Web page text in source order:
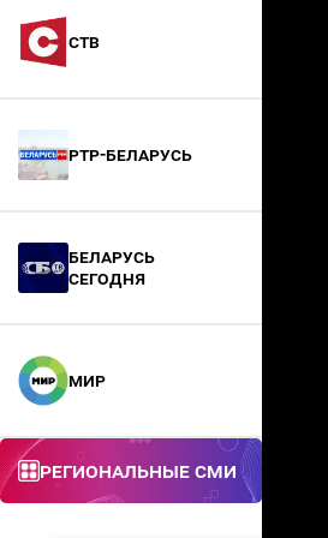
СТВ
РТР-Беларусь
БЕЛАРУСЬ
СЕГОДНЯ
МИР
Региональные СМИ